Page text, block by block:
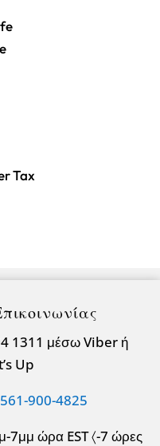
1311 μέσω Viber ή
Up
561-900-4825
7μμ ώρα EST 〈-7 ώρες